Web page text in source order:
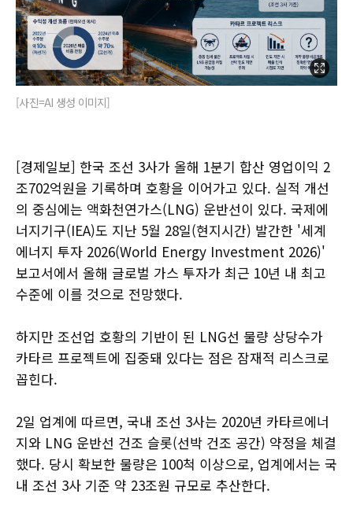
[사진=AI 생성 이미지]
[경제일보] 한국 조선 3사가 올해 1분기 합산 영업이익 2
조702억원을 기록하며 호황을 이어가고 있다. 실적 개선
의 중심에는 액화천연가스(LNG) 운반선이 있다. 국제에
너지기구(IEA)도 지난 5월 28일(현지시간) 발간한 '세계
에너지 투자 2026(World Energy Investment 2026)'
보고서에서 올해 글로벌 가스 투자가 최근 10년 내 최고
수준에 이를 것으로 전망했다.
하지만 조선업 호황의 기반이 된 LNG선 물량 상당수가
카타르 프로젝트에 집중돼 있다는 점은 잠재적 리스크로
꼽힌다.
2일 업계에 따르면, 국내 조선 3사는 2020년 카타르에너
지와 LNG 운반선 건조 슬롯(선박 건조 공간) 약정을 체결
했다. 당시 확보한 물량은 100척 이상으로, 업계에서는 국
내 조선 3사 기준 약 23조원 규모로 추산한다.